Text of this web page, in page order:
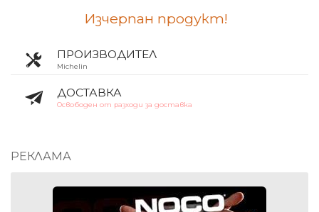
Изчерпан продукт!
ПРОИЗВОДИТЕЛ
Michelin
ДОСТАВКА
Освободен от разходи за доставка
РЕКЛАМА